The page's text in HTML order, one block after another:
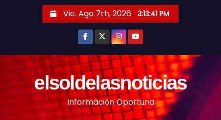
Vie. Ago 7th, 2026 3:13:43 PM
elsoldelasnoticias
Información Oportuna